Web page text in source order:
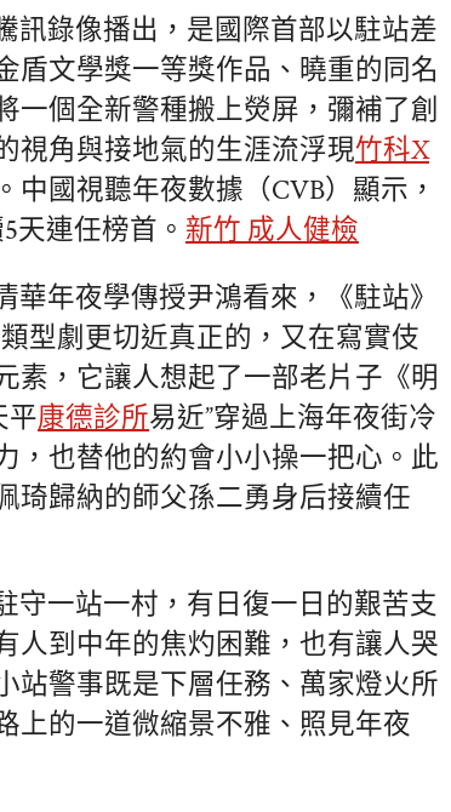
訊錄像播出，是國際首部以駐站差
盾文學獎一等獎作品、曉重的同名
一個全新警種搬上熒屏，彌補了創
視角與接地氣的生涯流浮現竹科X
中國視聽年夜數據（CVB）顯示，
天連任榜首。 新竹 成人健檢
年夜學傳授尹鴻看來，《駐站》
型劇更切近真正的，又在寫實伎
素，它讓人想起了一部老片子《明
平康德診所易近”穿過上海年夜街冷
，也替他的約會小小操一把心。此
琦歸納的師父孫二勇身后接續任
守一站一村，有日復一日的艱苦支
人到中年的焦灼困難，也有讓人哭
站警事既是下層任務、萬家燈火所
上的一道微縮景不雅、照見年夜